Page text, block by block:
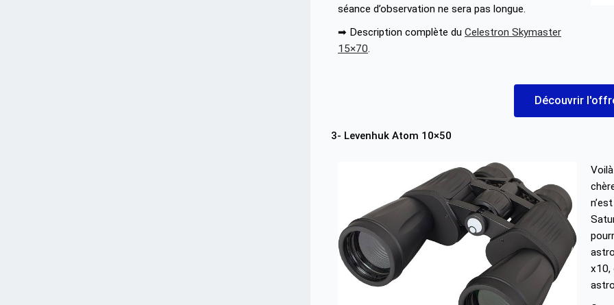
séance d’observation ne sera pas longue.
➡ Description complète du Celestron Skymaster
15×70.
Découvrir
3- Levenhuk Atom 10×50
x10,